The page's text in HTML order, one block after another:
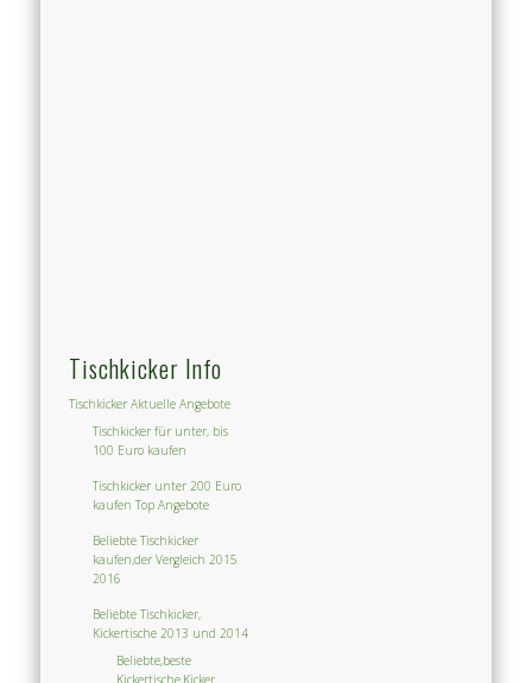
Tischkicker Info
Tischkicker Aktuelle Angebote
Tischkicker für unter, bis
100 Euro kaufen
Tischkicker unter 200 Euro
kaufen Top Angebote
Beliebte Tischkicker
kaufen,der Vergleich 2015
2016
Beliebte Tischkicker,
Kickertische 2013 und 2014
Beliebte,beste
Kickertische,Kicker